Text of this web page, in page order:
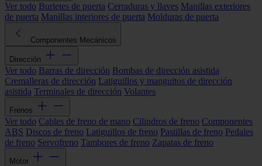
Ver todo Burletes de puerta Cerraduras y llaves Manillas exteriores
de puerta Manillas interiores de puerta Molduras de puerta
Componentes Mecánicos
Dirección
Ver todo Barras de dirección Bombas de dirección asistida
Cremalleras de dirección Latiguillos y manguitos de dirección
asistida Terminales de dirección Volantes
Frenos
Ver todo Cables de freno de mano Cilindros de freno Componentes
ABS Discos de freno Latiguillos de freno Pastillas de freno Pedales
de freno Servofreno Tambores de freno Zapatas de freno
Motor